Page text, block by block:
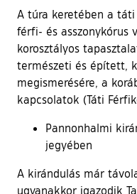
A túra keretében a
férfi- és asszonykórus
korosztályos
természeti és épített,
megismerésére, a
kapcsolatok (Táti
Pannonhalmi
jegyében
A kirándulás már
ugyanakkor igazodik